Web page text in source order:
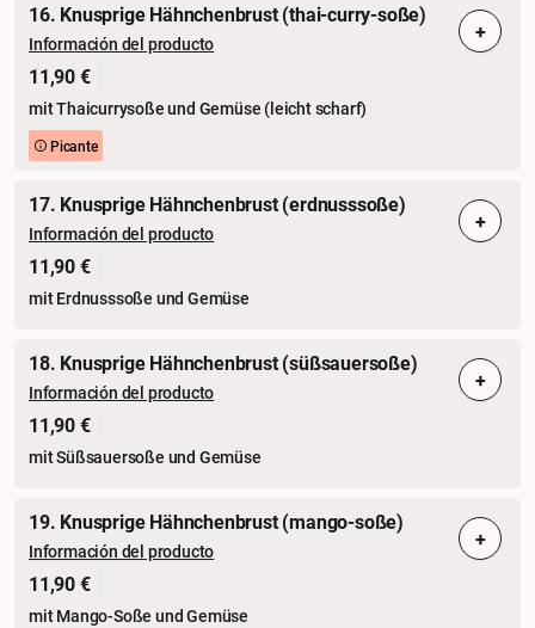
16. Knusprige Hähnchenbrust (thai-curry-soße)
Información del producto
11,90 €
mit Thaicurrysoße und Gemüse (leicht scharf)
Picante
+
17. Knusprige Hähnchenbrust (erdnusssoße)
Información del producto
11,90 €
mit Erdnusssoße und Gemüse
+
18. Knusprige Hähnchenbrust (süßsauersoße)
Información del producto
11,90 €
mit Süßsauersoße und Gemüse
+
19. Knusprige Hähnchenbrust (mango-soße)
Información del producto
11,90 €
mit Mango-Soße und Gemüse
+